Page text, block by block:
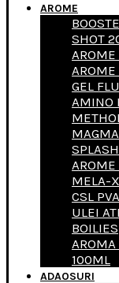
AROME
SHOT
GEL
AMINO
AROME
MELA-X
CSL
ULEI
BOILIES
AROMA
100ML
ADAOSURI